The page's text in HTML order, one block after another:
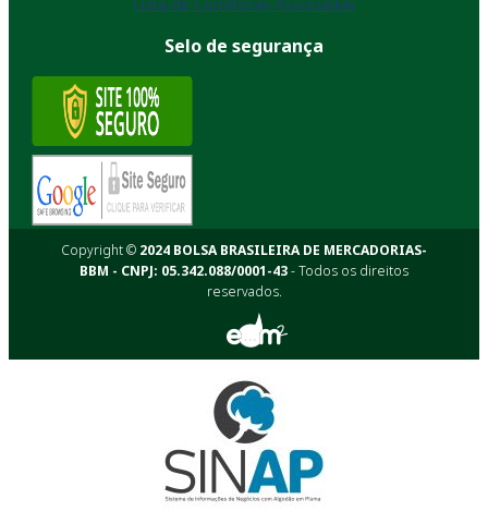
Selo de segurança
Copyright © 2024 BOLSA BRASILEIRA DE MERCADORIAS-
BBM - CNPJ: 05.342.088/0001-43- Todos os direitos
reservados.